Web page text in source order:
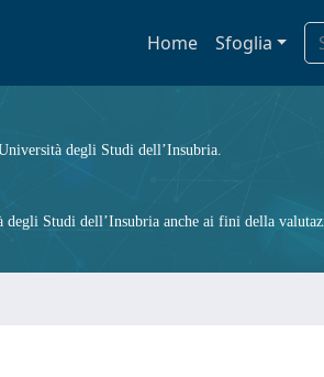
Home Sfoglia
degli Studi dell’Insubria.
Studi dell’Insubria anche ai fini della